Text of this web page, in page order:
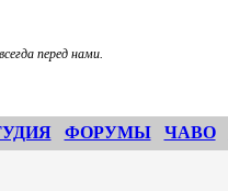
перед нами.
ФОРУМЫ ЧАВО